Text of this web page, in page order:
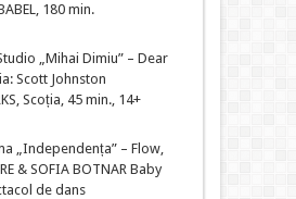
180 min.
„Mihai Dimiu” – Dear
Scott Johnston
Scoția, 45 min., 14+
„Independența” – Flow,
& SOFIA BOTNAR Baby
de dans